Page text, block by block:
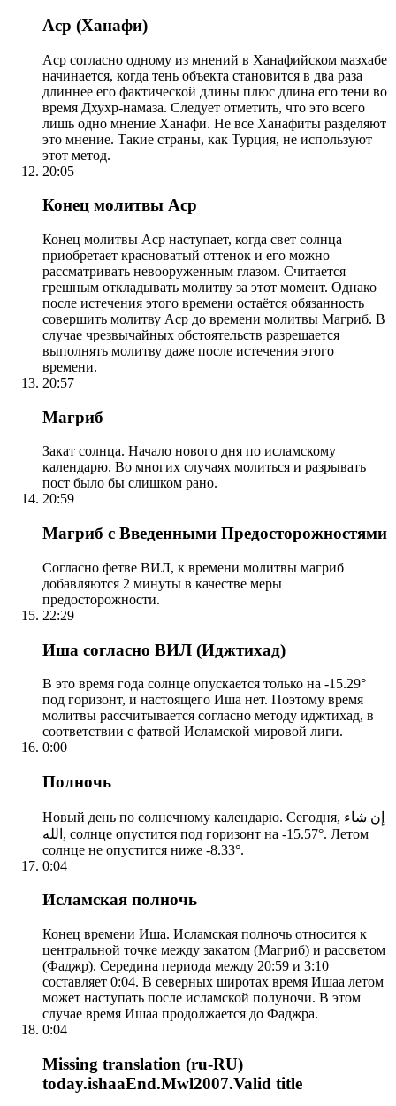
Аср (Ханафи)
Аср согласно одному из мнений в Ханафийском мазхабе
начинается, когда тень объекта становится в два раза
длиннее его фактической длины плюс длина его тени во
время Дхухр-намаза. Следует отметить, что это всего
лишь одно мнение Ханафи. Не все Ханафиты разделяют
это мнение. Такие страны, как Турция, не используют
этот метод.
20:05
Конец молитвы Аср
Конец молитвы Аср наступает, когда свет солнца
приобретает красноватый оттенок и его можно
рассматривать невооруженным глазом. Считается
грешным откладывать молитву за этот момент. Однако
после истечения этого времени остаётся обязанность
совершить молитву Аср до времени молитвы Магриб. В
случае чрезвычайных обстоятельств разрешается
выполнять молитву даже после истечения этого
времени.
20:57
Магриб
Закат солнца. Начало нового дня по исламскому
календарю. Во многих случаях молиться и разрывать
пост было бы слишком рано.
20:59
Магриб с Введенными Предосторожностями
Согласно фетве ВИЛ, к времени молитвы магриб
добавляются 2 минуты в качестве меры
предосторожности.
22:29
Иша согласно ВИЛ (Иджтихад)
В это время года солнце опускается только на -15.29°
под горизонт, и настоящего Иша нет. Поэтому время
молитвы рассчитывается согласно методу иджтихад, в
соответствии с фатвой Исламской мировой лиги.
0:00
Полночь
Новый день по солнечному календарю. Сегодня, إن شاء
الله, солнце опустится под горизонт на -15.57°. Летом
солнце не опустится ниже -8.33°.
0:04
Исламская полночь
Конец времени Иша. Исламская полночь относится к
центральной точке между закатом (Магриб) и рассветом
(Фаджр). Середина периода между 20:59 и 3:10
составляет 0:04. В северных широтах время Ишаа летом
может наступать после исламской полуночи. В этом
случае время Ишаа продолжается до Фаджра.
0:04
Missing translation (ru-RU)
today.ishaaEnd.Mwl2007.Valid title